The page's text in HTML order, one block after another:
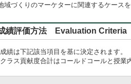
域づくりのマーケターに関連するケース
績評価方法 Evaluation Criteria
績は下記該当項目を基に決定されます。
ラス貢献度合計はコールドコールと授業